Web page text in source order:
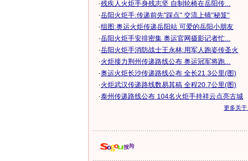
·残疾人火炬手身残志坚 自制轮椅在岳阳传...
·岳阳火炬手:传递前先"踩点" 交流上镜"秘笈"
·组图:奥运火炬传递岳阳站 可爱的岳阳小朋友
·岳阳火炬手安排密集 奥运官网摄影记者忙...
·岳阳火炬手消防战士王永林:用军人跑姿传圣火
·火炬接力荆州传递路线公布 奥运冠军将跑...
·奥运火炬长沙传递路线公布 全长21.3公里(图)
·火炬武汉传递路线数易其稿 全程20.7公里(图)
·泰州传递路线公布 104名火炬手持祥云点亮古城
更多关于